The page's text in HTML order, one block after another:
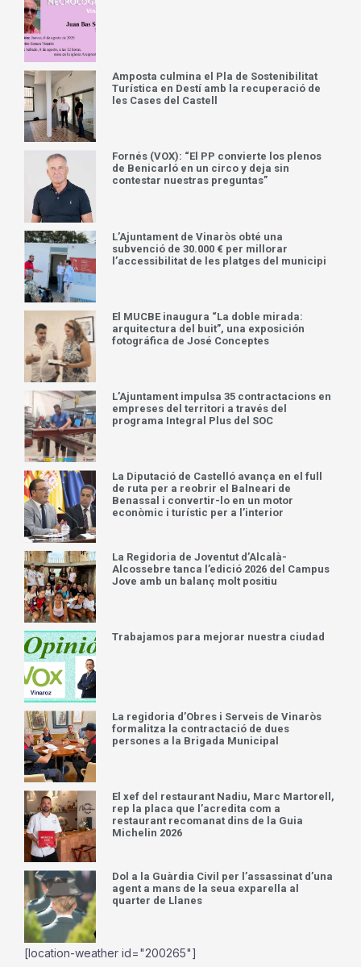
Amposta culmina el Pla de Sostenibilitat
Turística en Destí amb la recuperació de
les Cases del Castell
Fornés (VOX): “El PP convierte los plenos
de Benicarló en un circo y deja sin
contestar nuestras preguntas”
L’Ajuntament de Vinaròs obté una
subvenció de 30.000 € per millorar
l’accessibilitat de les platges del municipi
El MUCBE inaugura “La doble mirada:
arquitectura del buit”, una exposición
fotográfica de José Conceptes
L’Ajuntament impulsa 35 contractacions en
empreses del territori a través del
programa Integral Plus del SOC
La Diputació de Castelló avança en el full
de ruta per a reobrir el Balneari de
Benassal i convertir-lo en un motor
econòmic i turístic per a l’interior
La Regidoria de Joventut d’Alcalà-
Alcossebre tanca l’edició 2026 del Campus
Jove amb un balanç molt positiu
Trabajamos para mejorar nuestra ciudad
La regidoria d’Obres i Serveis de Vinaròs
formalitza la contractació de dues
persones a la Brigada Municipal
El xef del restaurant Nadiu, Marc Martorell,
rep la placa que l’acredita com a
restaurant recomanat dins de la Guia
Michelin 2026
Dol a la Guàrdia Civil per l’assassinat d’una
agent a mans de la seua exparella al
quarter de Llanes
[location-weather id="200265"]